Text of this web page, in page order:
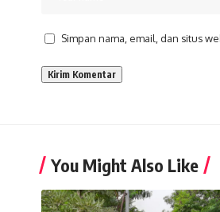
Simpan nama, email, dan situs
You Might Also Like